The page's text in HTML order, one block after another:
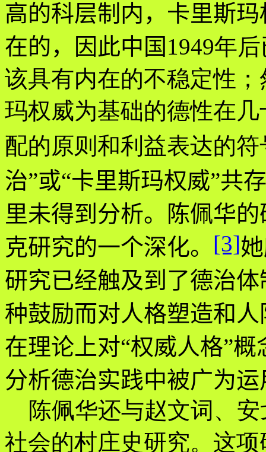
高的科层制内，卡里斯
在的，因此中国 1949年
该具有内在的不稳定性
玛权威为基础的德性在
配的原则和利益表达的
治”或“卡里斯玛权威”共
里未得到分析。陈佩华
克研究的一个深化。 [3]
研究已经触及到了德治
种鼓励而对人格塑造和
在理论上对“权威人格”概
分析德治实践中被广为
陈佩华还与赵文词、
社会的村庄史研究。这